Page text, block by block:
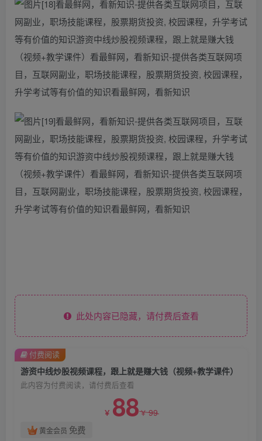
此处内容已隐藏，请付费后查看
游资中线炒股视频课程，跟上就是赚大钱（视频+教学课件）
此内容为付费阅读，请付费后查看
￥ 88￥99
黄金会员 免费
付费阅读